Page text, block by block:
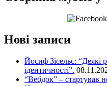
Нові записи
Йосиф Зісельс: “Деякі
ідентичності”.
“Вебдок” – стартував